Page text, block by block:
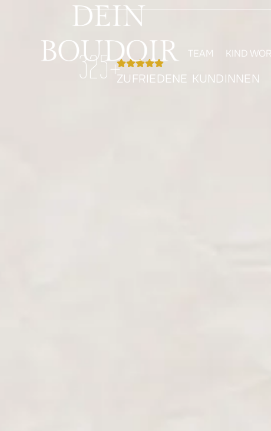
TEAM KIND
325+ZUFRIEDENE KUNDINNEN